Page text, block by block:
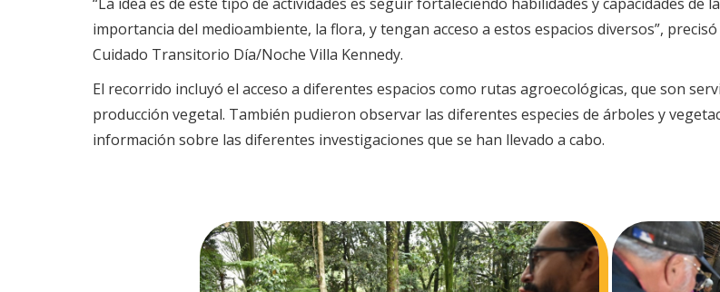
importancia del medioambiente, la flora, y tengan acceso a estos espacios diversos”,
Cuidado Transitorio Día/Noche Villa Kennedy.
El recorrido incluyó el acceso a diferentes espacios como rutas agroecológicas, que son
producción vegetal. También pudieron observar las diferentes especies de árboles y
información sobre las diferentes investigaciones que se han llevado a cabo.